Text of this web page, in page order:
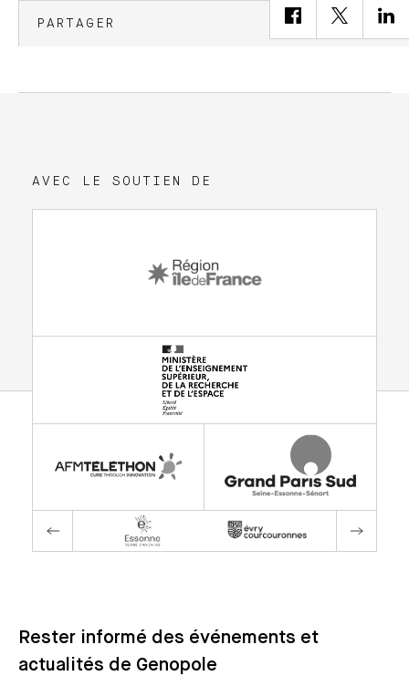
PARTAGER
AVEC LE SOUTIEN DE
Rester informé des événements et
actualités de Genopole